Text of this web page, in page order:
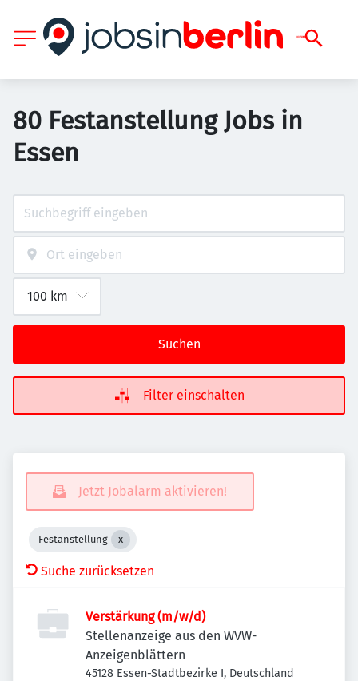
80 Festanstellung Jobs in
Essen
Suchen
Filter einschalten
Jetzt Jobalarm aktivieren!
Festanstellung
Suche zurücksetzen
Verstärkung (m/w/d)
Stellenanzeige aus den WVW-
Anzeigenblättern
45128 Essen-Stadtbezirke I, Deutschland